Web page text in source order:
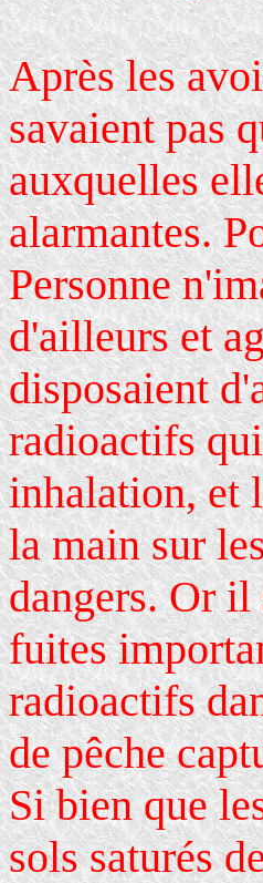
Après les
savaient pas
auxquelles
alarmantes.
Personne
d'ailleurs et
disposaient
radioactifs
inhalation, et
la main sur
dangers. Or il
fuites
radioactifs
de pêche
Si bien que
sols saturés